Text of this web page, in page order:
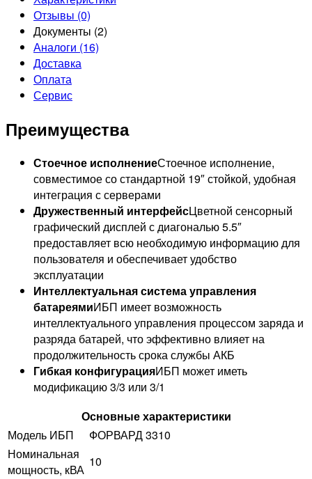
Отзывы (0)
Документы (2)
Аналоги (16)
Доставка
Оплата
Сервис
Преимущества
Стоечное исполнениеСтоечное исполнение,
совместимое со стандартной 19″ стойкой, удобная
интеграция с серверами
Дружественный интерфейсЦветной сенсорный
графический дисплей с диагональю 5.5″
предоставляет всю необходимую информацию для
пользователя и обеспечивает удобство
эксплуатации
Интеллектуальная система управления
батареямиИБП имеет возможность
интеллектуального управления процессом заряда и
разряда батарей, что эффективно влияет на
продолжительность срока службы АКБ
Гибкая конфигурацияИБП может иметь
модификацию 3/3 или 3/1
Основные характеристики
Модель ИБП
ФОРВАРД 3310
Номинальная
мощность, кВА
10